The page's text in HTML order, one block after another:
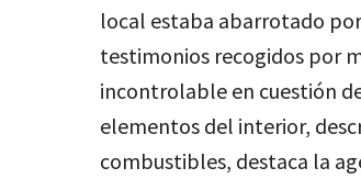
local estaba abarrotado
testimonios recogidos por
incontrolable en cuestión
elementos del interior,
combustibles, destaca la